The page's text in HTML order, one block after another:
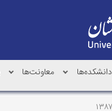
دانشکده‌ها معاونت‌ها